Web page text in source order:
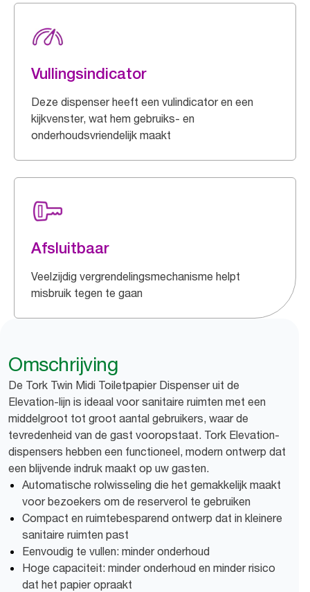
Vullingsindicator
Deze dispenser heeft een vulindicator en een
kijkvenster, wat hem gebruiks- en
onderhoudsvriendelijk maakt
Afsluitbaar
Veelzijdig vergrendelingsmechanisme helpt
misbruik tegen te gaan
Omschrijving
De Tork Twin Midi Toiletpapier Dispenser uit de
Elevation-lijn is ideaal voor sanitaire ruimten met een
middelgroot tot groot aantal gebruikers, waar de
tevredenheid van de gast vooropstaat. Tork Elevation-
dispensers hebben een functioneel, modern ontwerp dat
een blijvende indruk maakt op uw gasten.
Automatische rolwisseling die het gemakkelijk maakt
voor bezoekers om de reserverol te gebruiken
Compact en ruimtebesparend ontwerp dat in kleinere
sanitaire ruimten past
Eenvoudig te vullen: minder onderhoud
Hoge capaciteit: minder onderhoud en minder risico
dat het papier opraakt